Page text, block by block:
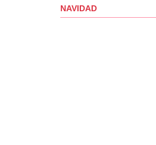
NAVIDAD